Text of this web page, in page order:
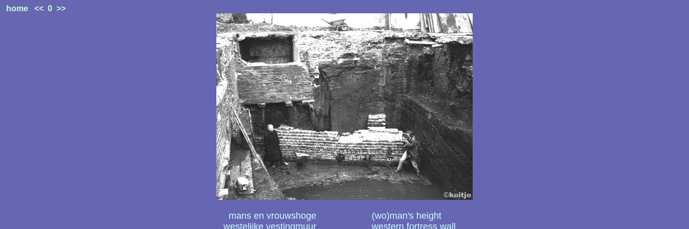
home << 0 >>
mans en vrouwshoge
westelijke vestingmuur
(wo)man's height
western fortress wall